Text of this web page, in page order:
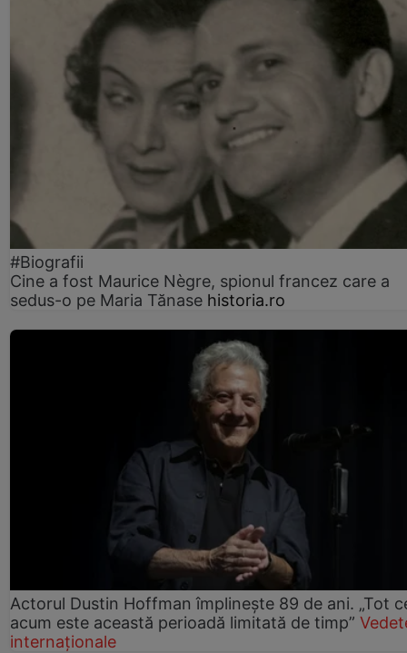
#Biografii
Cine a fost Maurice Nègre, spionul francez care a
sedus-o pe Maria Tănase historia.ro
Actorul Dustin Hoffman împlinește 89 de ani. „Tot
acum este această perioadă limitată de timp”
internaționale